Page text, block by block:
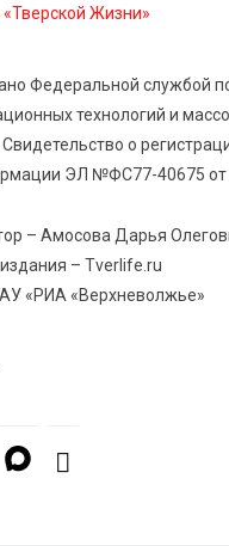
басни «Карась»
13:38 412
столицей России
Жизни»
Федеральной службой
технологий и
о
ЭЛ №ФС77-40675 от
– Амосова Дарья
– Tverlife.ru
«РИА «Верхневолжье»